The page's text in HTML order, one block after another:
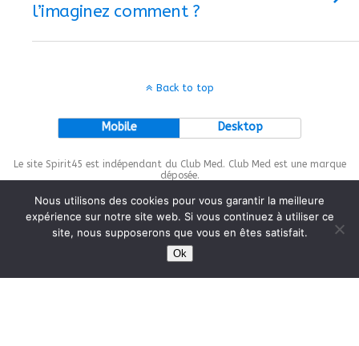
l’imaginez comment ?
Back to top
Mobile Desktop
Le site Spirit45 est indépendant du Club Med. Club Med est une marque
déposée.
This site is protected bywp-copyrightpro.com
Nous utilisons des cookies pour vous garantir la meilleure
expérience sur notre site web. Si vous continuez à utiliser ce
site, nous supposerons que vous en êtes satisfait.
Ok